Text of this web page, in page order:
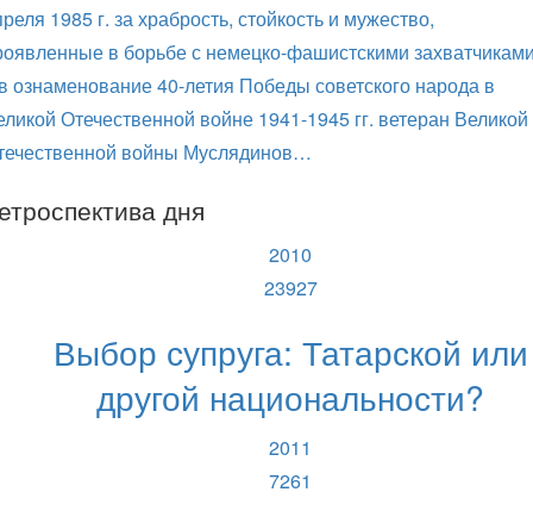
1985 г. за храбрость, стойкость и мужество,
в борьбе с немецко-фашистскими
ознаменование 40-летия Победы советского народа в
Отечественной войне 1941-1945 гг. ветеран Великой
войны Муслядинов…
дня
2010
23927
Выбор супруга: Татарской или
другой национальности?
2011
7261